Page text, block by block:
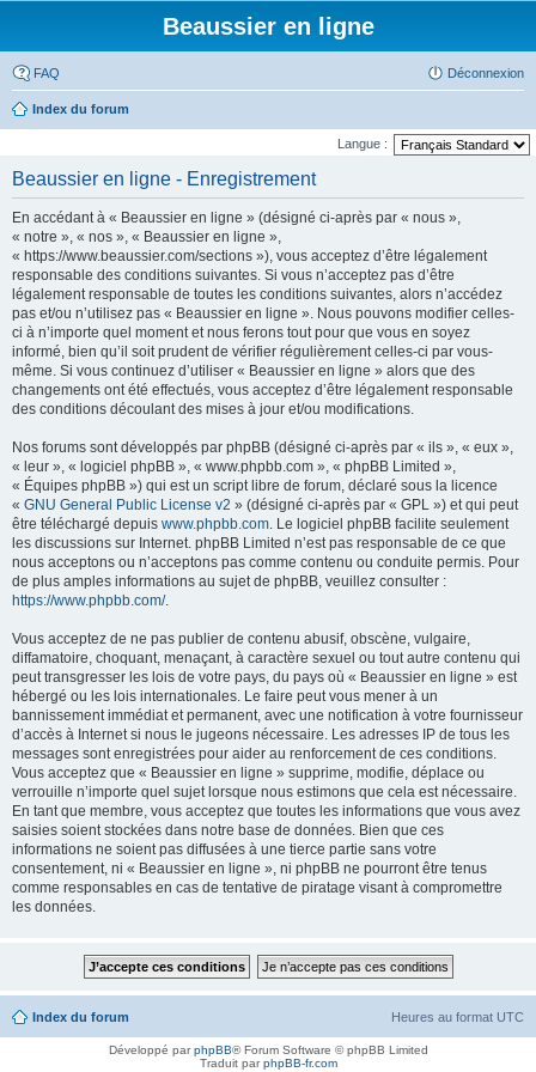
Beaussier en ligne
FAQ Déconnexion
Index du forum
Langue :
Beaussier en ligne - Enregistrement
En accédant à « Beaussier en ligne » (désigné ci-après par « nous »,
« notre », « nos », « Beaussier en ligne »,
« https://www.beaussier.com/sections »), vous acceptez d’être légalement
responsable des conditions suivantes. Si vous n’acceptez pas d’être
légalement responsable de toutes les conditions suivantes, alors n’accédez
pas et/ou n’utilisez pas « Beaussier en ligne ». Nous pouvons modifier celles-
ci à n’importe quel moment et nous ferons tout pour que vous en soyez
informé, bien qu’il soit prudent de vérifier régulièrement celles-ci par vous-
même. Si vous continuez d’utiliser « Beaussier en ligne » alors que des
changements ont été effectués, vous acceptez d’être légalement responsable
des conditions découlant des mises à jour et/ou modifications.
Nos forums sont développés par phpBB (désigné ci-après par « ils », « eux »,
« leur », « logiciel phpBB », « www.phpbb.com », « phpBB Limited »,
« Équipes phpBB ») qui est un script libre de forum, déclaré sous la licence
« GNU General Public License v2 » (désigné ci-après par « GPL ») et qui peut
être téléchargé depuis www.phpbb.com. Le logiciel phpBB facilite seulement
les discussions sur Internet. phpBB Limited n’est pas responsable de ce que
nous acceptons ou n’acceptons pas comme contenu ou conduite permis. Pour
de plus amples informations au sujet de phpBB, veuillez consulter :
https://www.phpbb.com/.
Vous acceptez de ne pas publier de contenu abusif, obscène, vulgaire,
diffamatoire, choquant, menaçant, à caractère sexuel ou tout autre contenu qui
peut transgresser les lois de votre pays, du pays où « Beaussier en ligne » est
hébergé ou les lois internationales. Le faire peut vous mener à un
bannissement immédiat et permanent, avec une notification à votre fournisseur
d’accès à Internet si nous le jugeons nécessaire. Les adresses IP de tous les
messages sont enregistrées pour aider au renforcement de ces conditions.
Vous acceptez que « Beaussier en ligne » supprime, modifie, déplace ou
verrouille n’importe quel sujet lorsque nous estimons que cela est nécessaire.
En tant que membre, vous acceptez que toutes les informations que vous avez
saisies soient stockées dans notre base de données. Bien que ces
informations ne soient pas diffusées à une tierce partie sans votre
consentement, ni « Beaussier en ligne », ni phpBB ne pourront être tenus
comme responsables en cas de tentative de piratage visant à compromettre
les données.
Index du forum Heures au format UTC
Développé parphpBB® Forum Software © phpBB Limited
Traduit parphpBB-fr.com